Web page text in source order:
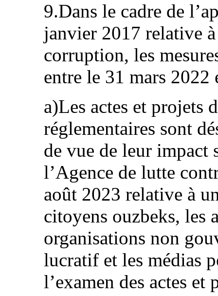
9.Dans le cadre de
janvier 2017 relative
corruption, les
entre le 31 mars
a)Les actes et projets
réglementaires sont
de vue de leur impact
l’Agence de lutte
août 2023 relative à
citoyens ouzbeks, les
organisations non
lucratif et les médias
l’examen des actes et